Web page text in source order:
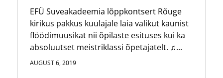
EFÜ Suveakadeemia lõppkontsert Rõuge
kirikus pakkus kuulajale laia valikut kaunist
flöödimuusikat nii õpilaste esituses kui ka
absoluutset meistriklassi õpetajatelt. ♫...
AUGUST 6, 2019